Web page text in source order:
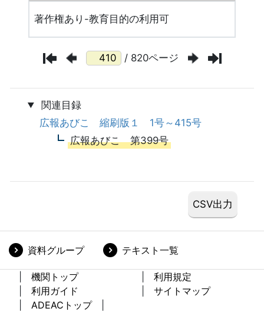
著作権あり-教育目的の利用可
/ 820ページ
関連目録
広報あびこ 縮刷版１ 1号～415号
広報あびこ 第399号
資料グループ テキスト一覧
機関トップ
利用規定
利用ガイド
サイトマップ
ADEACトップ